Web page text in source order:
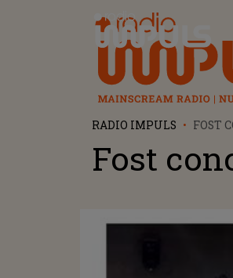
Radio Impuls
RADIO IMPULS FOST
Fost